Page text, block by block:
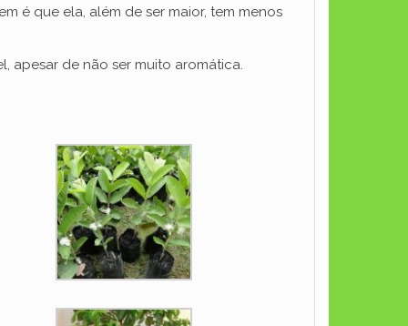
é que ela, além de ser maior, tem menos
apesar de não ser muito aromática.